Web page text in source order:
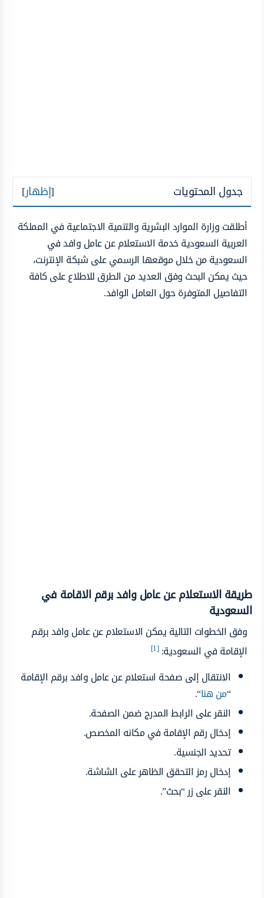
جدول المحتويات [إظهار]
أطلقت وزارة الموارد البشرية والتنمية الاجتماعية في المملكة
العربية السعودية خدمة الاستعلام عن عامل وافد في
السعودية من خلال موقعها الرسمي على شبكة الإنترنت،
حيث يمكن البحث وفق العديد من الطرق للاطلاع على كافة
التفاصيل المتوفرة حول العامل الوافد.
طريقة الاستعلام عن عامل وافد برقم الاقامة في
السعودية
وفق الخطوات التالية يمكن الاستعلام عن عامل وافد برقم
الإقامة في السعودية:[1]
الانتقال إلى صفحة استعلام عن عامل وافد برقم الإقامة
“من هنا“.
النقر على الرابط المدرج ضمن الصفحة.
إدخال رقم الإقامة في مكانه المخصص.
تحديد الجنسية.
إدخال رمز التحقق الظاهر على الشاشة.
النقر على زر “بحث”.